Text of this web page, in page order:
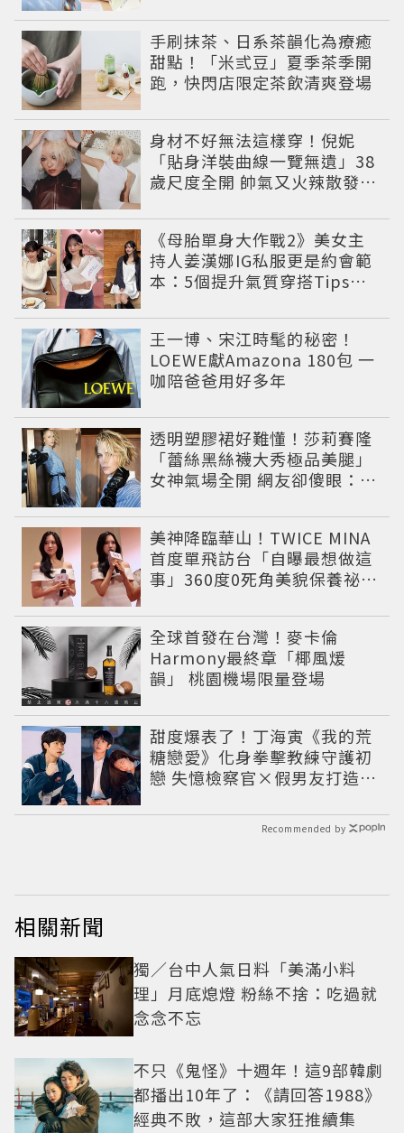
手刷抹茶、日系茶韻化為療癒
甜點！「米弎豆」夏季茶季開
跑，快閃店限定茶飲清爽登場
身材不好無法這樣穿！倪妮
「貼身洋裝曲線一覽無遺」38
歲尺度全開 帥氣又火辣散發獨
《母胎單身大作戰2》美女主
持人姜漢娜IG私服更是約會範
本：5個提升氣質穿搭Tips公
王一博、宋江時髦的秘密！
LOEWE獻Amazona 180包 一
咖陪爸爸用好多年
透明塑膠裙好難懂！莎莉賽隆
「蕾絲黑絲襪大秀極品美腿」
女神氣場全開 網友卻傻眼：造
美神降臨華山！TWICE MINA
首度單飛訪台「自曝最想做這
事」360度0死角美貌保養祕訣
全球首發在台灣！麥卡倫
Harmony最終章「椰風煖
韻」 桃園機場限量登場
甜度爆表了！丁海寅《我的荒
糖戀愛》化身拳擊教練守護初
戀 失憶檢察官×假男友打造今
Recommended by
相關新聞
獨／台中人氣日料「美滿小料
理」月底熄燈 粉絲不捨：吃過就
念念不忘
不只《鬼怪》十週年！這9部韓劇
都播出10年了：《請回答1988》
經典不敗，這部大家狂推續集